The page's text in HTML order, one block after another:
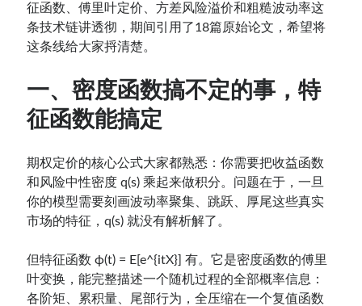
征函数、傅里叶定价、方差风险溢价和粗糙波动率这
条技术链讲透彻，期间引用了18篇原始论文，希望将
这条线给大家捋清楚。
一、密度函数搞不定的事，特
征函数能搞定
期权定价的核心公式大家都熟悉：你需要把收益函数
和风险中性密度 q(s) 乘起来做积分。问题在于，一旦
你的模型需要刻画波动率聚集、跳跃、厚尾这些真实
市场的特征，q(s) 就没有解析解了。
但特征函数 ϕ(t) = E[e^{itX}] 有。它是密度函数的傅里
叶变换，能完整描述一个随机过程的全部概率信息：
各阶矩、累积量、尾部行为，全压缩在一个复值函数